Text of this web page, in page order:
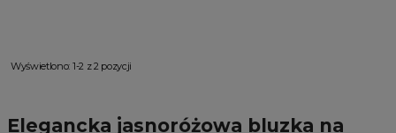
Wiosenne Uroczystości
Jesienne Uroczystości
Wyświetlono: 1-2 z 2 pozycji
Elegancka jasnoróżowa bluzka na